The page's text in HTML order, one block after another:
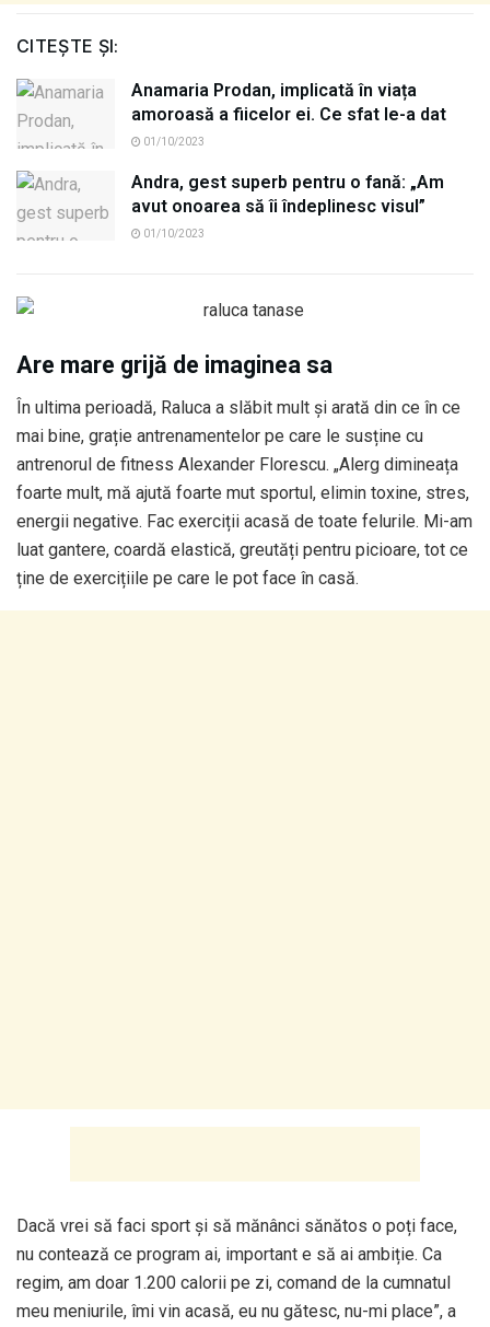
CITEȘTE ȘI:
Anamaria Prodan, implicată în viața
amoroasă a fiicelor ei. Ce sfat le-a dat
01/10/2023
Andra, gest superb pentru o fană: „Am
avut onoarea să îi îndeplinesc visul”
01/10/2023
Are mare grijă de imaginea sa
În ultima perioadă, Raluca a slăbit mult și arată din ce în ce
mai bine, grație antrenamentelor pe care le susține cu
antrenorul de fitness Alexander Florescu. „Alerg dimineața
foarte mult, mă ajută foarte mut sportul, elimin toxine, stres,
energii negative. Fac exerciții acasă de toate felurile. Mi-am
luat gantere, coardă elastică, greutăți pentru picioare, tot ce
ține de exercițiile pe care le pot face în casă.
Dacă vrei să faci sport și să mănânci sănătos o poți face,
nu contează ce program ai, important e să ai ambiție. Ca
regim, am doar 1.200 calorii pe zi, comand de la cumnatul
meu meniurile, îmi vin acasă, eu nu gătesc, nu-mi place”, a